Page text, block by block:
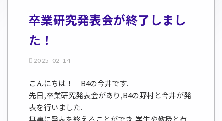
卒業研究発表会が終了しまし
た！
2025-02-14
こんにちは！ B4の今井です.
先日,卒業研究発表会があり,B4の野村と今井が発
表を行いました.